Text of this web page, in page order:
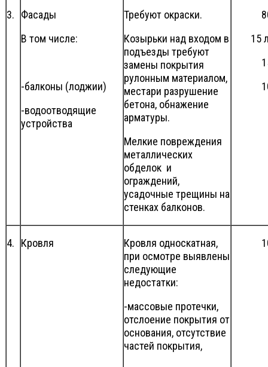
3.
Фасады
В том числе:
-балконы (лоджии)
-водоотводящие
устройства
Требуют окраски.
Козырьки над входом в
подъезды требуют
замены покрытия
рулонным материалом,
местари разрушение
бетона, обнажение
арматуры.
Мелкие повреждения
металлических
обделок и
ограждений,
усадочные трещины на
стенках балконов.
15
4. Кровля
Кровля односкатная,
при осмотре выявлены
следующие
недостатки:
-массовые протечки,
отслоение покрытия от
основания, отсутствие
частей покрытия,